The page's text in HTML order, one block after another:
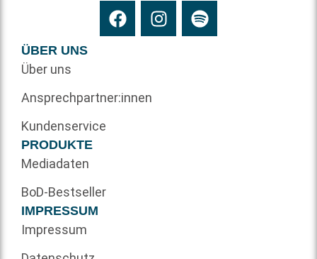
ÜBER UNS
Über uns
Ansprechpartner:innen
Kundenservice
PRODUKTE
Mediadaten
BoD-Bestseller
IMPRESSUM
Impressum